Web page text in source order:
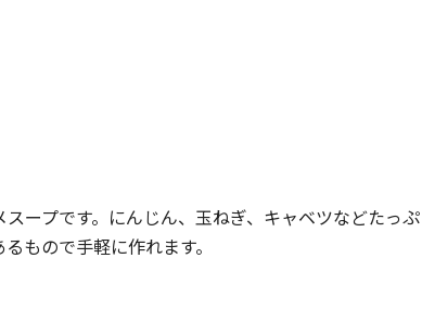
ープです。にんじん、玉ねぎ、キャベツなどたっ
もので手軽に作れます。